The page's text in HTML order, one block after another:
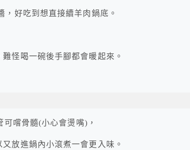
，好吃到想直接續羊肉鍋底。
怪喝一碗後手腳都會暖起來。
嚐骨髓(小心會燙嘴)，
放進鍋內小滾煮一會更入味。